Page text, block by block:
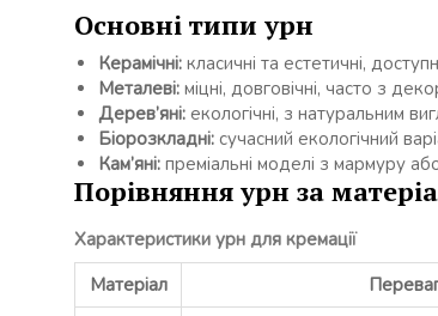
Основні типи урн
Керамічні: класичні та естетичні,
Металеві: міцні, довговічні, часто з
Дерев’яні: екологічні, з натуральним
Біорозкладні: сучасний екологічний
Кам’яні: преміальні моделі з мармуру
Порівняння урн за
Характеристики урн для кремації
Матеріал